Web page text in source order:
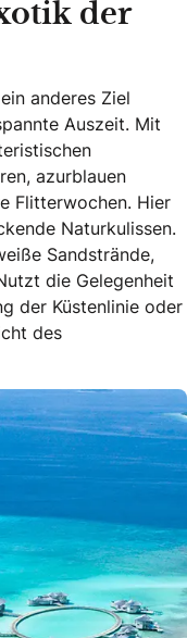
der
anderes Ziel
Auszeit. Mit
azurblauen
Flitterwochen. Hier
Naturkulissen.
Sandstrände,
die Gelegenheit
der Küstenlinie oder
des